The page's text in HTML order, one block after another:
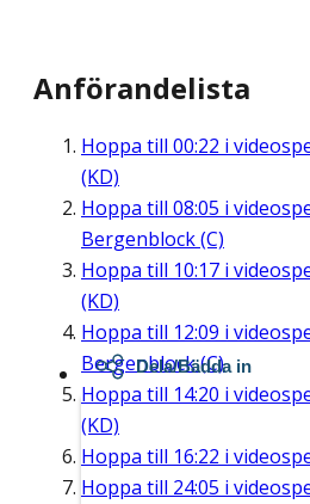
Anförandelista
Hoppa till 00:22 i
(KD)
Hoppa till 08:05 i
Bergenblock (C)
Hoppa till 10:17 i
(KD)
Hoppa till 12:09 i
Bergenblock (C)
Hoppa till 14:20 i
(KD)
Hoppa till 16:22 i
Hoppa till 24:05 i
Dela/Bädda in